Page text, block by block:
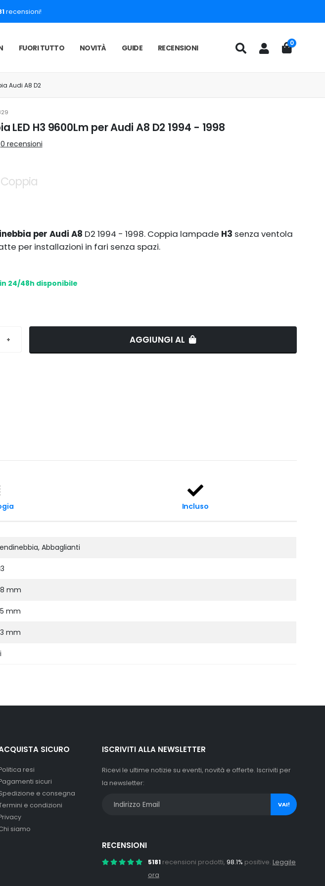
recensioni!
FUORI TUTTO NOVITÀ GUIDE RECENSIONI
0
Audi A8 D2
LED H3 9600Lm per Audi A8 D2 1994 - 1998
0 recensioni
per Audi A8 D2 1994 - 1998. Coppia lampade H3 senza ventola
per installazioni in fari senza spazi.
24/48h disponibile
AGGIUNGI AL
Incluso
Abbaglianti
mm
mm
mm
SICURO
resi
sicuri
e consegna
e condizioni
siamo
ISCRIVITI ALLA NEWSLETTER
Ricevi le ultime notizie su eventi, novità e offerte. Iscriviti per
la newsletter:
VAI!
RECENSIONI
5181recensioni prodotti, 98.1% positive. Leggile
ora